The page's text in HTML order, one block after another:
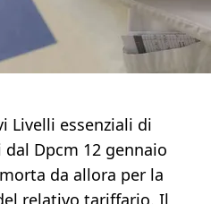
Livelli essenziali di
Dpcm 12 gennaio
da allora per la
relativo tariffario. Il